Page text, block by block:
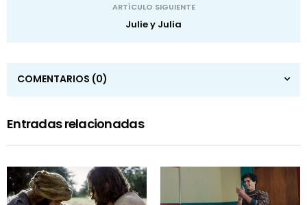
ARTÍCULO SIGUIENTE
Julie y Julia
COMENTARIOS (0)
Entradas relacionadas